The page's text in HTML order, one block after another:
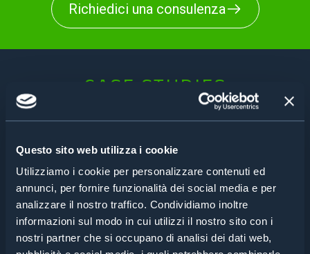
Questo sito web utilizza i cookie
Utilizziamo i cookie per personalizzare contenuti ed
annunci, per fornire funzionalità dei social media e per
analizzare il nostro traffico. Condividiamo inoltre
informazioni sul modo in cui utilizzi il nostro sito con i
nostri partner che si occupano di analisi dei dati web,
Richiedici una consulenza
CASE STUDIES
FARMACEUTICA
Come verificare e tracciare le matricole di tutte le
componenti per gli apparati di una sala operatoria?
Leggi